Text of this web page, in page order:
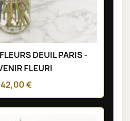
DEUIL PARIS -
FLEURI
42,00 €